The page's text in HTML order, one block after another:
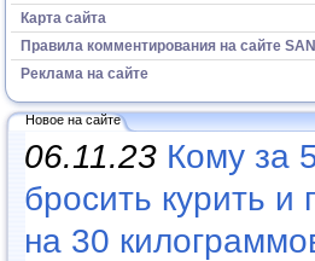
Карта сайта
Правила комментирования на сайте
Реклама на сайте
Новое на сайте
06.11.23 Кому за
бросить курить и
на 30